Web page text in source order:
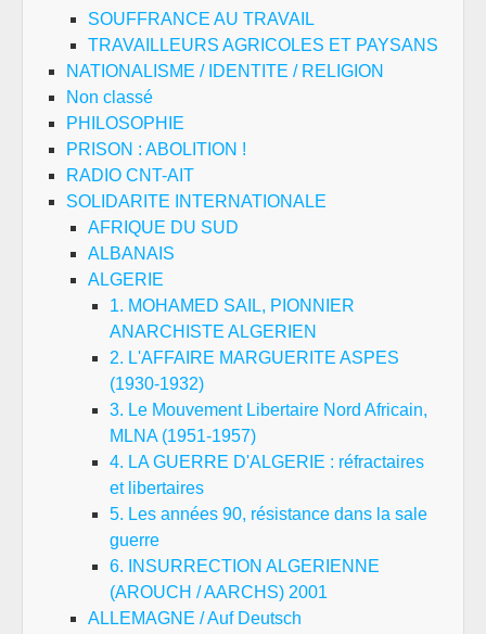
SOUFFRANCE AU TRAVAIL
TRAVAILLEURS AGRICOLES ET PAYSANS
NATIONALISME / IDENTITE / RELIGION
Non classé
PHILOSOPHIE
PRISON : ABOLITION !
RADIO CNT-AIT
SOLIDARITE INTERNATIONALE
AFRIQUE DU SUD
ALBANAIS
ALGERIE
1. MOHAMED SAIL, PIONNIER
ANARCHISTE ALGERIEN
2. L'AFFAIRE MARGUERITE ASPES
(1930-1932)
3. Le Mouvement Libertaire Nord Africain,
MLNA (1951-1957)
4. LA GUERRE D'ALGERIE : réfractaires
et libertaires
5. Les années 90, résistance dans la sale
guerre
6. INSURRECTION ALGERIENNE
(AROUCH / AARCHS) 2001
ALLEMAGNE / Auf Deutsch